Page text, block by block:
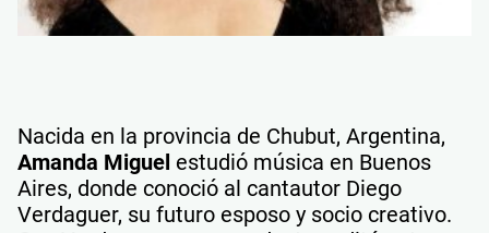
Nacida en la provincia de Chubut, Argentina,
Amanda Miguel estudió música en Buenos
Aires, donde conoció al cantautor Diego
Verdaguer, su futuro esposo y socio creativo.